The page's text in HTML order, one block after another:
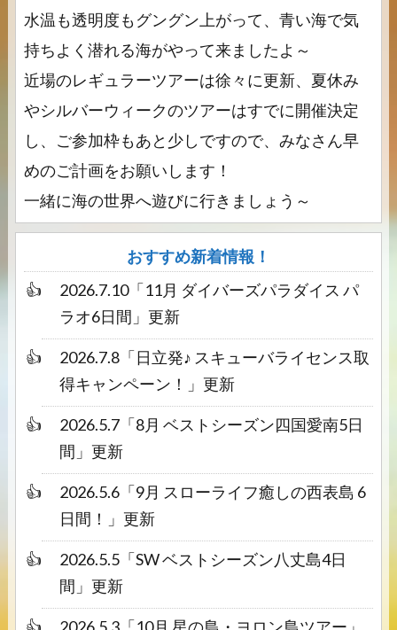
水温も透明度もグングン上がって、青い海で気
持ちよく潜れる海がやって来ましたよ～
近場のレギュラーツアーは徐々に更新、夏休み
やシルバーウィークのツアーはすでに開催決定
し、ご参加枠もあと少しですので、みなさん早
めのご計画をお願いします！
一緒に海の世界へ遊びに行きましょう～
おすすめ新着情報！
2026.7.10「11月 ダイバーズパラダイス パ
ラオ6日間 」更新
2026.7.8「日立発♪ スキューバライセンス取
得キャンペーン！
」更新
2026.5.7「8月 ベストシーズン四国愛南5日
間 」更新
2026.5.6「9月 スローライフ癒しの西表島 6
日間！
」更新
2026.5.5「SW ベストシーズン八丈島4日
間 」更新